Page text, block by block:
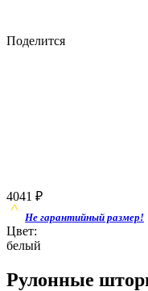
Поделится
4041 ₽
Не гарантийный размер!
Цвет:
белый
Рулонные